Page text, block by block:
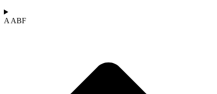
A ABF